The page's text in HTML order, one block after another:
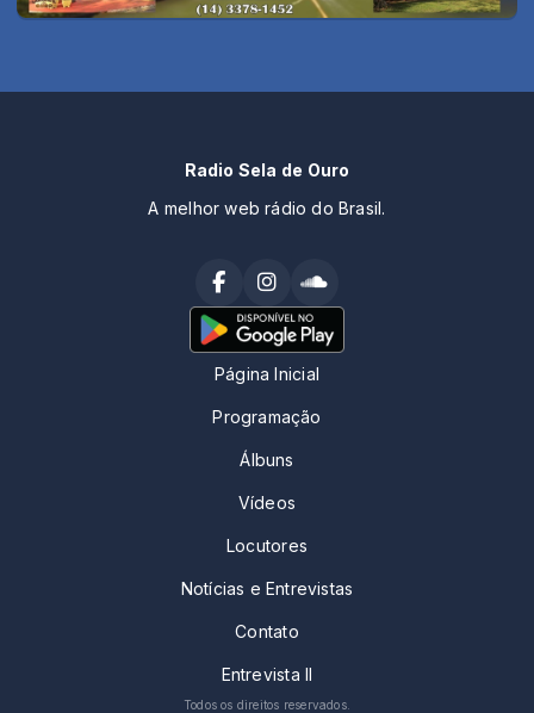
Radio Sela de Ouro
A melhor web rádio do Brasil.
Página Inicial
Programação
Álbuns
Vídeos
Locutores
Notícias e Entrevistas
Contato
Entrevista II
Todos os direitos reservados.